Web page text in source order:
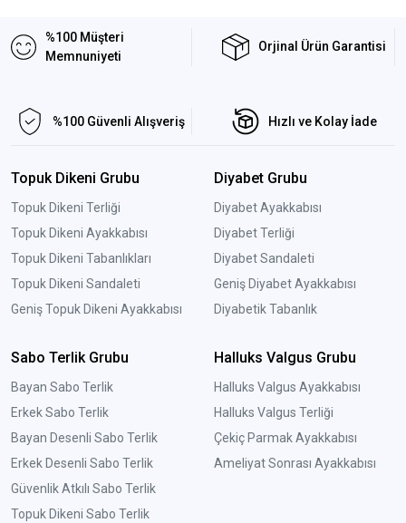
%100 Müşteri
Memnuniyeti
Orjinal Ürün Garantisi
%100 Güvenli Alışveriş Hızlı ve Kolay İade
Topuk Dikeni Grubu
Topuk Dikeni Terliği
Topuk Dikeni Ayakkabısı
Topuk Dikeni Tabanlıkları
Topuk Dikeni Sandaleti
Geniş Topuk Dikeni Ayakkabısı
Diyabet Grubu
Diyabet Ayakkabısı
Diyabet Terliği
Diyabet Sandaleti
Geniş Diyabet Ayakkabısı
Diyabetik Tabanlık
Sabo Terlik Grubu
Bayan Sabo Terlik
Erkek Sabo Terlik
Bayan Desenli Sabo Terlik
Erkek Desenli Sabo Terlik
Güvenlik Atkılı Sabo Terlik
Topuk Dikeni Sabo Terlik
Halluks Valgus Grubu
Halluks Valgus Ayakkabısı
Halluks Valgus Terliği
Çekiç Parmak Ayakkabısı
Ameliyat Sonrası Ayakkabısı